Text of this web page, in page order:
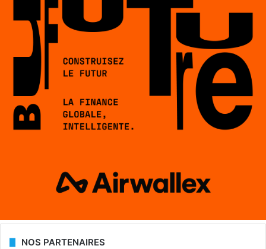
NOS PARTENAIRES